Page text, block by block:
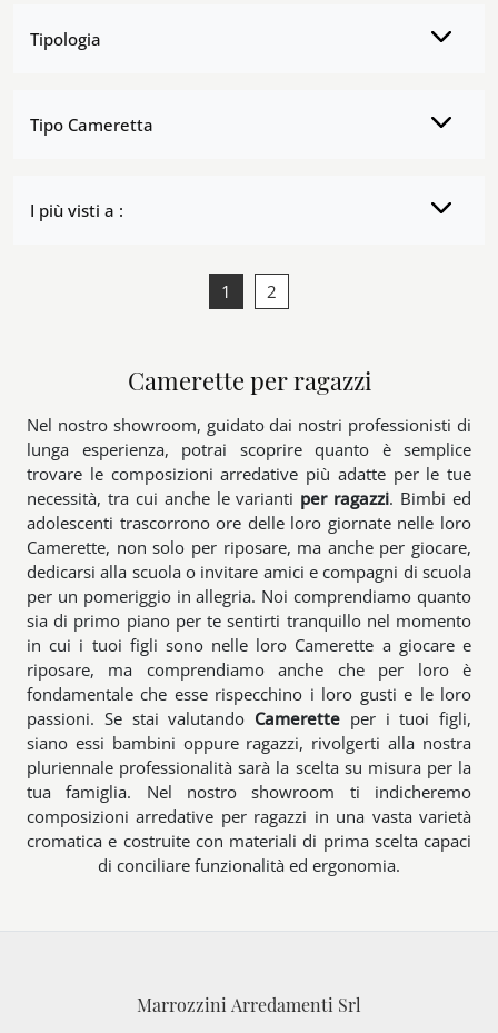
Tipologia
Tipo Cameretta
I più visti a :
1 2
Camerette per ragazzi
Nel nostro showroom, guidato dai nostri professionisti di
lunga esperienza, potrai scoprire quanto è semplice
trovare le composizioni arredative più adatte per le tue
necessità, tra cui anche le varianti per ragazzi. Bimbi ed
adolescenti trascorrono ore delle loro giornate nelle loro
Camerette, non solo per riposare, ma anche per giocare,
dedicarsi alla scuola o invitare amici e compagni di scuola
per un pomeriggio in allegria. Noi comprendiamo quanto
sia di primo piano per te sentirti tranquillo nel momento
in cui i tuoi figli sono nelle loro Camerette a giocare e
riposare, ma comprendiamo anche che per loro è
fondamentale che esse rispecchino i loro gusti e le loro
passioni. Se stai valutando Camerette per i tuoi figli,
siano essi bambini oppure ragazzi, rivolgerti alla nostra
pluriennale professionalità sarà la scelta su misura per la
tua famiglia. Nel nostro showroom ti indicheremo
composizioni arredative per ragazzi in una vasta varietà
cromatica e costruite con materiali di prima scelta capaci
di conciliare funzionalità ed ergonomia.
Marrozzini Arredamenti Srl